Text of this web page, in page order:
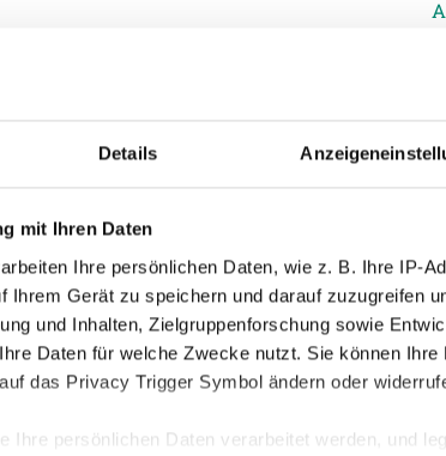
Details
mit Ihren Daten
Ihre persönlichen Daten, wie z. B. Ihre IP-
Ihrem Gerät zu speichern und darauf zuzugreifen
und Inhalten, Zielgruppenforschung sowie
Daten für welche Zwecke nutzt. Sie können
das Privacy Trigger Symbol ändern oder
Ihre persönlichen Daten verarbeitet werden, und